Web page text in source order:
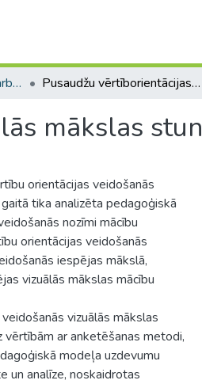
Bakalaura un maģistra darbi (PPMF) / Bachelor's and Master's theses Pusaudžu vērtīborientācijas veidošanās vizuālās mākslas stundās
mākslas
orientācijas veidošanās
tika analizēta pedagoģiskā
nozīmi mācību
orientācijas veidošanās
iespējas mākslā,
vizuālās mākslas mācību
vizuālās mākslas
ar anketēšanas metodi,
modeļa uzdevumu
un analīze, noskaidrotas